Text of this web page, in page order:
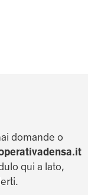
domande o
qui a lato,